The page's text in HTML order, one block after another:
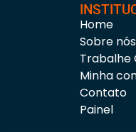
Home
Sobre nós
Trabalhe
Minha
Contato
Painel